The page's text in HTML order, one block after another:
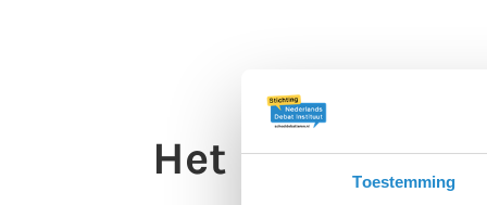
Toestemming
Het is beter